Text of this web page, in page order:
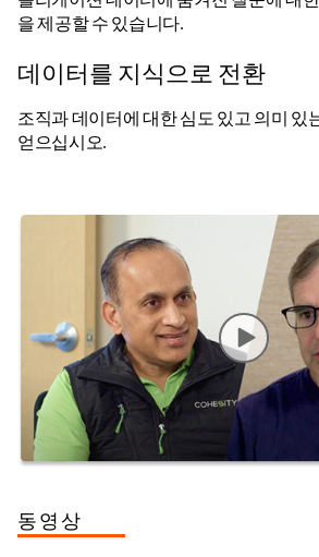
을 제공할 수 있습니다.
데이터를 지식으로 전환
조직과 데이터에 대한 심도 있고 의미 있
얻으십시오.
동영상